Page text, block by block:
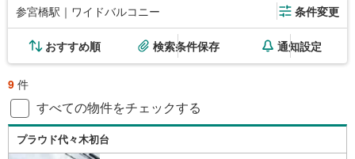
参宮橋駅｜ワイドバルコニー 条件変更
おすすめ順 検索条件保存 通知設定
9 件
すべての物件をチェックする
プラウド代々木初台